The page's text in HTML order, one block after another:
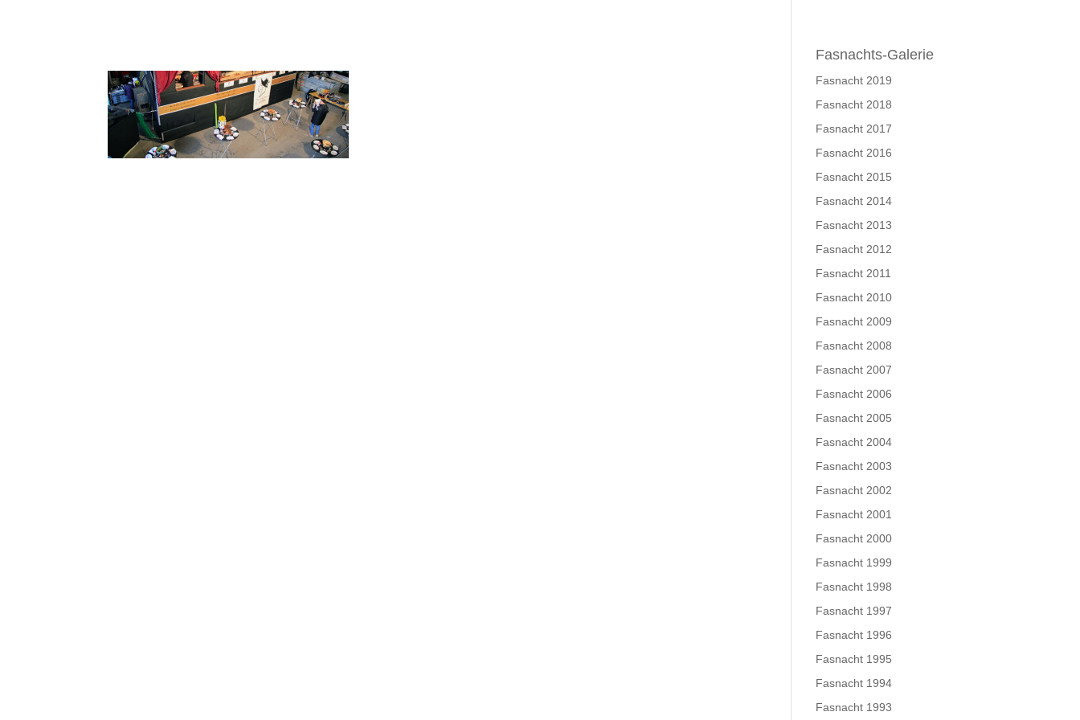
Wagen und Standort
Fasnachts-Galerie
Fasnacht 2019
Fasnacht 2018
Fasnacht 2017
Fasnacht 2016
Fasnacht 2015
Fasnacht 2014
Fasnacht 2013
Fasnacht 2012
Fasnacht 2011
Fasnacht 2010
Fasnacht 2009
Fasnacht 2008
Fasnacht 2007
Fasnacht 2006
Fasnacht 2005
Fasnacht 2004
Fasnacht 2003
Fasnacht 2002
Fasnacht 2001
Fasnacht 2000
Fasnacht 1999
Fasnacht 1998
Fasnacht 1997
Fasnacht 1996
Fasnacht 1995
Fasnacht 1994
Fasnacht 1993